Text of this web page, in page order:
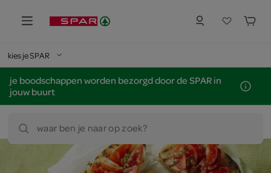
kies je SPAR
je boodschappen worden bezorgd door de SPAR in
jouw buurt
waar ben je naar op zoek?